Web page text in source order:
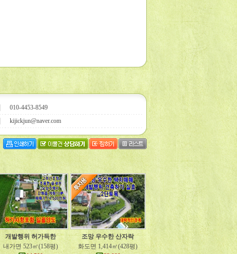
010-4453-8549
kijickjun@naver.com
개발행위 허가득한
내가면 523㎡(158평)
조망 우수한 산자락
화도면 1,414㎡(428평)